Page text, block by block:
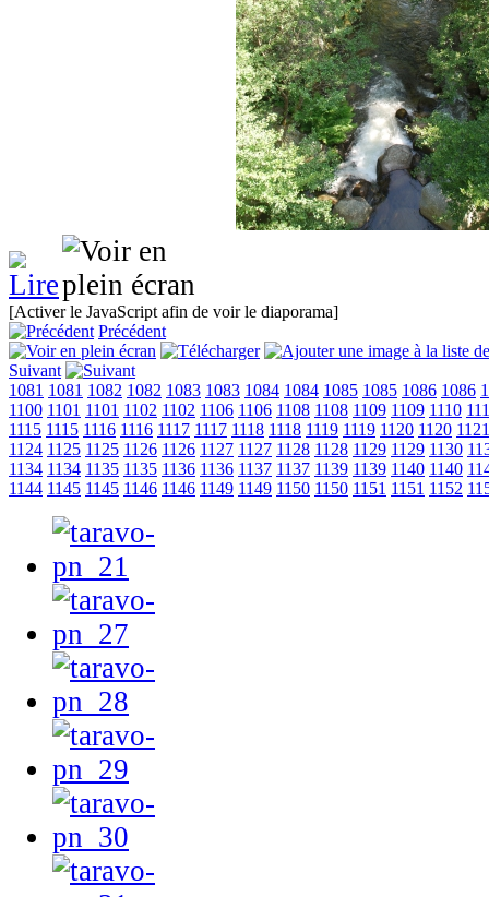
[Activer le JavaScript afin de voir le diaporama]
Précédent
Suivant
1081 1081 1082 1082 1083 1083 1084 1084 1085 1085 1086 1086
1100 1101 1101 1102 1102 1106 1106 1108 1108 1109 1109 1110
1115 1115 1116 1116 1117 1117 1118 1118 1119 1119 1120 1120 1121
1124 1125 1125 1126 1126 1127 1127 1128 1128 1129 1129 1130
1134 1134 1135 1135 1136 1136 1137 1137 1139 1139 1140 1140
1144 1145 1145 1146 1146 1149 1149 1150 1150 1151 1151 1152